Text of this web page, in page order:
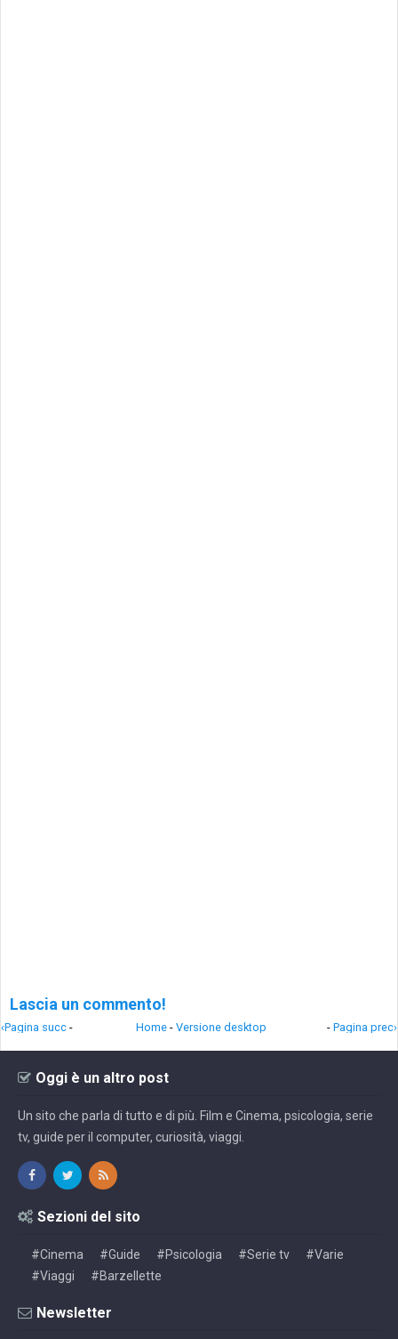
Lascia un commento!
‹Pagina succ - - Pagina prec›
Home - Versione desktop
Oggi è un altro post
Un sito che parla di tutto e di più. Film e Cinema, psicologia, serie
tv, guide per il computer, curiosità, viaggi.
Sezioni del sito
#Cinema #Guide #Psicologia #Serie tv
#Varie
#Viaggi
#Barzellette
Newsletter